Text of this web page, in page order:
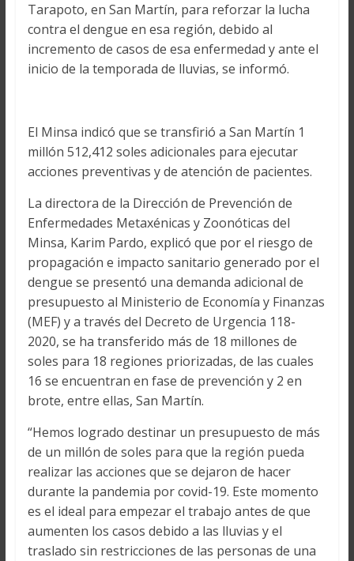
Tarapoto, en San Martín, para reforzar la lucha
contra el dengue en esa región, debido al
incremento de casos de esa enfermedad y ante el
inicio de la temporada de lluvias, se informó.
El Minsa indicó que se transfirió a San Martín 1
millón 512,412 soles adicionales para ejecutar
acciones preventivas y de atención de pacientes.
La directora de la Dirección de Prevención de
Enfermedades Metaxénicas y Zoonóticas del
Minsa, Karim Pardo, explicó que por el riesgo de
propagación e impacto sanitario generado por el
dengue se presentó una demanda adicional de
presupuesto al Ministerio de Economía y Finanzas
(MEF) y a través del Decreto de Urgencia 118-
2020, se ha transferido más de 18 millones de
soles para 18 regiones priorizadas, de las cuales
16 se encuentran en fase de prevención y 2 en
brote, entre ellas, San Martín.
“Hemos logrado destinar un presupuesto de más
de un millón de soles para que la región pueda
realizar las acciones que se dejaron de hacer
durante la pandemia por covid-19. Este momento
es el ideal para empezar el trabajo antes de que
aumenten los casos debido a las lluvias y el
traslado sin restricciones de las personas de una